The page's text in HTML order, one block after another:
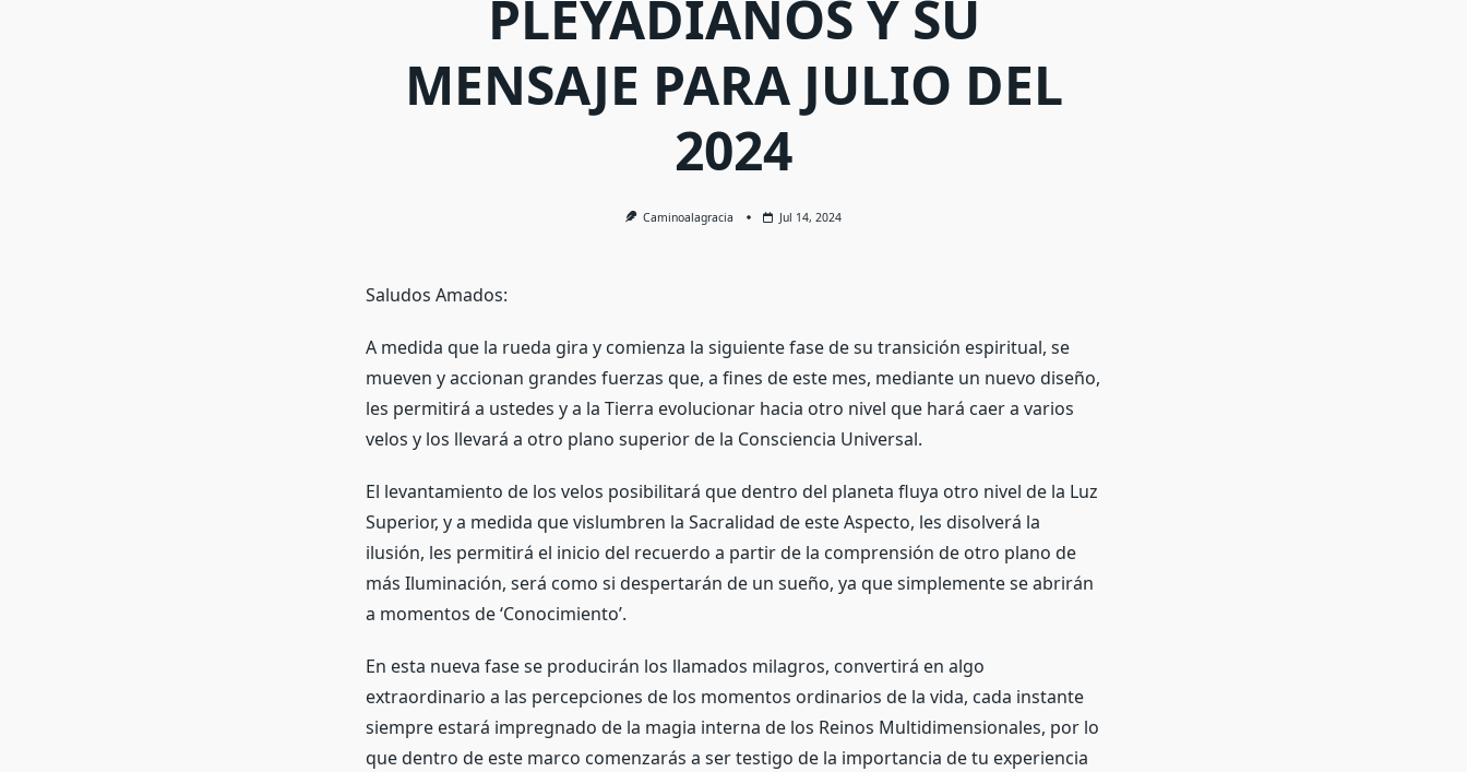
PLEYADIANOS Y SU
MENSAJE PARA JULIO DEL
2024
Caminoalagracia Jul 14, 2024
Saludos Amados:
A medida que la rueda gira y comienza la siguiente fase de su transición espiritual, se
mueven y accionan grandes fuerzas que, a fines de este mes, mediante un nuevo diseño,
les permitirá a ustedes y a la Tierra evolucionar hacia otro nivel que hará caer a varios
velos y los llevará a otro plano superior de la Consciencia Universal.
El levantamiento de los velos posibilitará que dentro del planeta fluya otro nivel de la Luz
Superior, y a medida que vislumbren la Sacralidad de este Aspecto, les disolverá la
ilusión, les permitirá el inicio del recuerdo a partir de la comprensión de otro plano de
más Iluminación, será como si despertarán de un sueño, ya que simplemente se abrirán
a momentos de ‘Conocimiento’.
En esta nueva fase se producirán los llamados milagros, convertirá en algo
extraordinario a las percepciones de los momentos ordinarios de la vida, cada instante
siempre estará impregnado de la magia interna de los Reinos Multidimensionales, por lo
que dentro de este marco comenzarás a ser testigo de la importancia de tu experiencia